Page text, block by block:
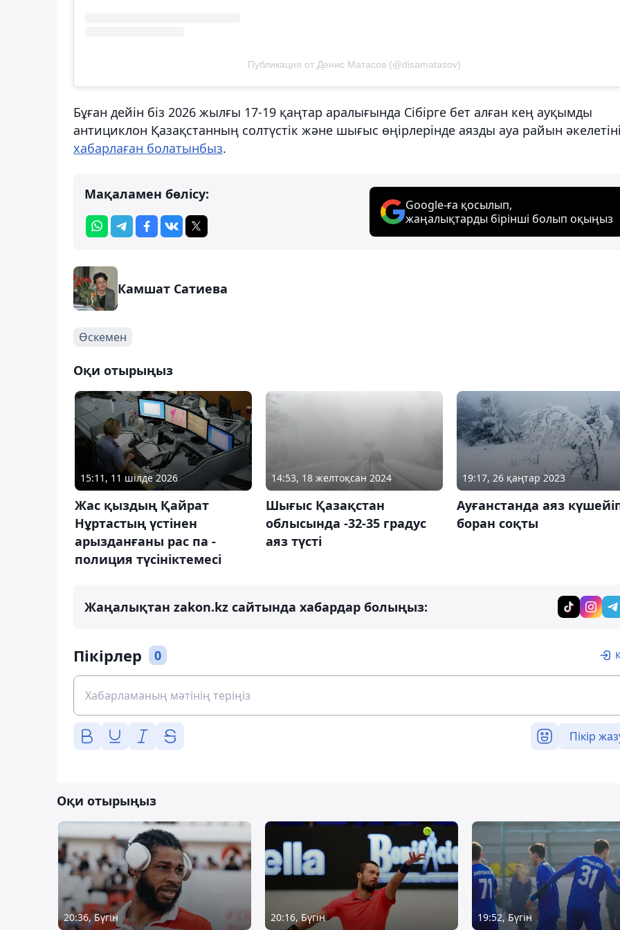
Публикация от Денис Матасов (@disamatasov)
Бұған дейін біз 2026 жылғы 17-19 қаңтар аралығында Сібірге бет алған кең ауқымды
антициклон Қазақстанның солтүстік және шығыс өңірлерінде аязды ауа райын
хабарлаған болатынбыз.
Мақаламен бөлісу:
Google-ға қосылып,
жаңалықтарды бірінші болып оқыңыз
Камшат Сатиева
Өскемен
Оқи отырыңыз
15:11, 11 шілде 2026
Жас қыздың Қайрат
Нұртастың үстінен
арызданғаны рас па -
полиция түсініктемесі
14:53, 18 желтоқсан 2024
Шығыс Қазақстан
облысында -32-35 градус
аяз түсті
19:17, 26 қаңтар 2023
Ауғанстанда аяз
боран соқты
Жаңалықтан zakon.kz сайтында хабардар болыңыз:
Пікірлер 0
Пікір
Оқи отырыңыз
20:36, Бүгін 20:16, Бүгін 19:52, Бүгін